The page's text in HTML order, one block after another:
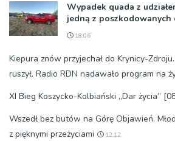
Wypadek quada z
jedną z poszkodowanych
18:06
Kiepura znów przyjechał do Krynicy-
ruszył. Radio RDN nadawało program na
XI Bieg Koszycko-Kolbiański „Dar życia”
Wszedł bez butów na Górę Objawień.
z pięknymi przeżyciami
12:12